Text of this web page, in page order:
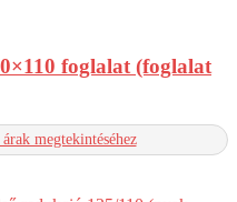
foglalat (foglalat
megtekintéséhez